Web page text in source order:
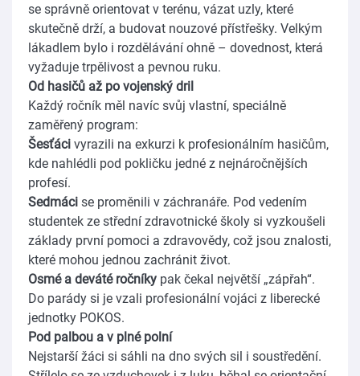
se správně orientovat v terénu, vázat uzly, které
skutečně drží, a budovat nouzové přístřešky. Velkým
lákadlem bylo i rozdělávání ohně – dovednost, která
vyžaduje trpělivost a pevnou ruku.
Od hasičů až po vojenský dril
Každý ročník měl navíc svůj vlastní, speciálně
zaměřený program:
Šesťáci vyrazili na exkurzi k profesionálním hasičům,
kde nahlédli pod pokličku jedné z nejnáročnějších
profesí.
Sedmáci se proměnili v záchranáře. Pod vedením
studentek ze střední zdravotnické školy si vyzkoušeli
základy první pomoci a zdravovědy, což jsou znalosti,
které mohou jednou zachránit život.
Osmé a deváté ročníky pak čekal největší „zápřah“.
Do parády si je vzali profesionální vojáci z liberecké
jednotky POKOS.
Pod palbou a v plné polní
Nejstarší žáci si sáhli na dno svých sil i soustředění.